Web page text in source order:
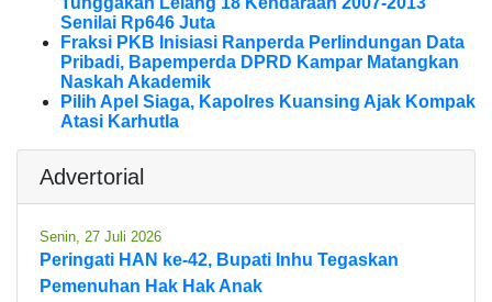
Senilai Rp646 Juta
Fraksi PKB Inisiasi Ranperda Perlindungan Data
Pribadi, Bapemperda DPRD Kampar Matangkan
Naskah Akademik
Pilih Apel Siaga, Kapolres Kuansing Ajak Kompak
Atasi Karhutla
Advertorial
Senin, 27 Juli 2026
Peringati HAN ke-42, Bupati Inhu Tegaskan
Pemenuhan Hak Hak Anak